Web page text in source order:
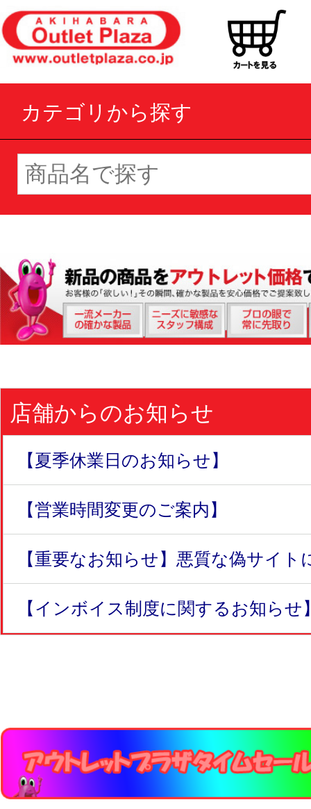
カテゴリから探す
店舗からのお知らせ
【夏季休業日のお知らせ】
【営業時間変更のご案内】
【重要なお知らせ】悪質な偽サイト
【インボイス制度に関するお知らせ